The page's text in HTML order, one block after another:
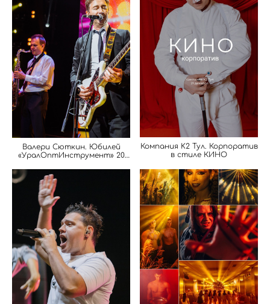
Валери Сюткин. Юбилей
«УралОптИнструмент» 20
Компания K2 Тул. Корпоратив
в стиле КИНО